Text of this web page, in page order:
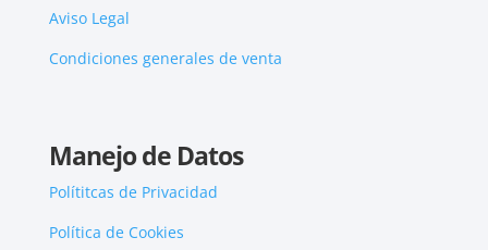
Aviso Legal
Condiciones generales de venta
Manejo de Datos
Polítitcas de Privacidad
Política de Cookies